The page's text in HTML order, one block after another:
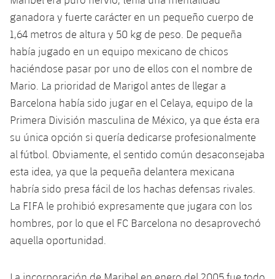
plusicon
más
Instalaciones
Spotify Camp Nou
Palau Blaugrana
Estadi Johan Cruyff
Barça Cafe
Ciutat Esportiva
La Masia
Servicios
SUB13
SUB12
SUB11 A
SUB11 B
SUB10 A
SUB10 B
SUB9 A
SUB9 B
SUB13 B
SUB12 C
SUB11 C
Entradas
Resultados
Clasificación
Jugadores
Fotos
Historia
Palmarés
Base
Barça Atlètic
Junior
Cadete A
Cadete B
Infantil A
Infantil B
Mini
Campus Verano
PLUSICON
MÁS
Primer Equipo
plusicon
más
Actualidad
Calendario
Resultados
Clasificaciones
Barça Atlètic
plusicon
más
Actualidad
Calendario
Resultados
Clasificaciones
Base
plusicon
más
Actualidad
Juvenil
Cadete A
PLUSICON
MÁS
Primer equipo
plusicon
más
Actualidad
Barça Atlètic
plusicon
más
Actualidad
Base
ganadora y fuerte carácter en un pequeño cuerpo de
1,64 metros de altura y 50 kg de peso. De pequeña
había jugado en un equipo mexicano de chicos
haciéndose pasar por uno de ellos con el nombre de
Mario. La prioridad de Marigol antes de llegar a
Barcelona había sido jugar en el Celaya, equipo de la
Primera División masculina de México, ya que ésta era
su única opción si quería dedicarse profesionalmente
al fútbol. Obviamente, el sentido común desaconsejaba
esta idea, ya que la pequeña delantera mexicana
habría sido presa fácil de los hachas defensas rivales.
La FIFA le prohibió expresamente que jugara con los
hombres, por lo que el FC Barcelona no desaprovechó
aquella oportunidad.